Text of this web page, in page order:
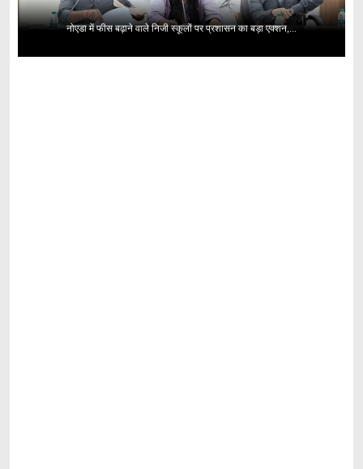
नोएडा में फीस बढ़ाने वाले निजी स्कूलों पर प्रशासन का बड़ा एक्शन,...